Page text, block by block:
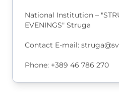
National Institution –
EVENINGS" Struga
Contact E-mail:
Phone: +389 46 786 270